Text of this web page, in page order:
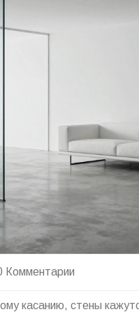
Комментарии
касанию, стены